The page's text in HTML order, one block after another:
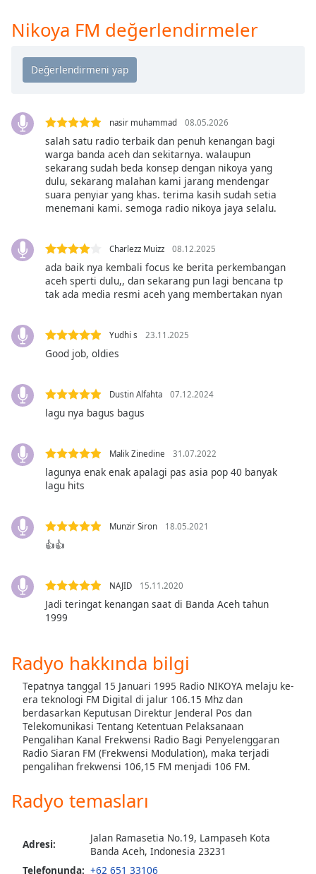
Chapters
descriptions
,
selected
subtitles
opens
subtitles
settings
dialog
selected
Picture-
This
window.
Beginning
dialog
window.
and
close
window.
Color
Opacity
Background
Color
Nikoya FM değerlendirmeler
nasir muhammad 08.05.2026
salah satu radio terbaik dan penuh kenangan bagi
warga banda aceh dan sekitarnya. walaupun
sekarang sudah beda konsep dengan nikoya yang
dulu, sekarang malahan kami jarang mendengar
suara penyiar yang khas. terima kasih sudah setia
menemani kami. semoga radio nikoya jaya selalu.
Charlezz Muizz 08.12.2025
ada baik nya kembali focus ke berita perkembangan
aceh sperti dulu,, dan sekarang pun lagi bencana tp
tak ada media resmi aceh yang membertakan nyan
Yudhi s 23.11.2025
Good job, oldies
Dustin Alfahta 07.12.2024
lagu nya bagus bagus
Malik Zinedine 31.07.2022
lagunya enak enak apalagi pas asia pop 40 banyak
lagu hits
Munzir Siron 18.05.2021
👍👍
NAJID 15.11.2020
Jadi teringat kenangan saat di Banda Aceh tahun
1999
Radyo hakkında bilgi
Tepatnya tanggal 15 Januari 1995 Radio NIKOYA melaju ke-
era teknologi FM Digital di jalur 106.15 Mhz dan
berdasarkan Keputusan Direktur Jenderal Pos dan
Telekomunikasi Tentang Ketentuan Pelaksanaan
Pengalihan Kanal Frekwensi Radio Bagi Penyelenggaran
Radio Siaran FM (Frekwensi Modulation), maka terjadi
pengalihan frekwensi 106,15 FM menjadi 106 FM.
Radyo temasları
Adresi:
Jalan Ramasetia No.19, Lampaseh Kota
Banda Aceh, Indonesia 23231
Telefonunda: +62 651 33106